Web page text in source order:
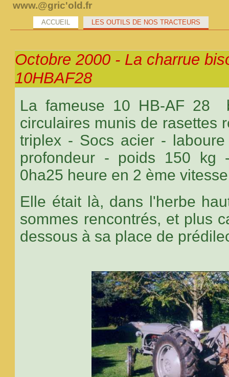
www.@gric'old.fr
ACCUEIL LES OUTILS DE NOS TRACTEURS
Octobre 2000 - La charrue
10HBAF28
La fameuse 10 HB-AF 28
circulaires munis de rasettes
triplex - Socs acier -
profondeur - poids 150 kg
0ha25 heure en 2 ème
Elle était là, dans l'herbe
sommes rencontrés, et plus
dessous à sa place de